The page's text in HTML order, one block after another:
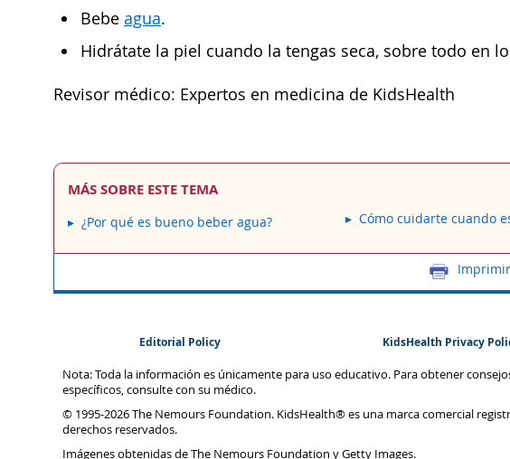
Bebe agua.
Hidrátate la piel cuando la tengas seca, sobre todo en
Revisor médico: Expertos en medicina de KidsHealth
MÁS SOBRE ESTE TEMA
¿Por qué es bueno beber agua? Cómo cuidarte cuando
Imprimir
Editorial Policy KidsHealth Privacy
Nota: Toda la información es únicamente para uso educativo. Para obtener
específicos, consulte con su médico.
© 1995-2026 The Nemours Foundation. KidsHealth® es una marca comercial
derechos reservados.
Imágenes obtenidas de The Nemours Foundation y Getty Images.